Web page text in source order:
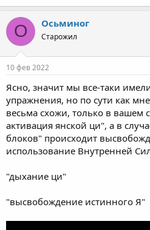
Чжен Гун это тоже спонтанные
совсем на другом принципе :
О Осьминог
Старожил
10 фев 2022
Ясно, значит мы все-таки
упражнения, но по сути как
весьма схожи, только в вашем
активация янской ци", а в
блоков" происходит
использование Внутренней
"дыхание ци"
"высвобождение истинного Я"